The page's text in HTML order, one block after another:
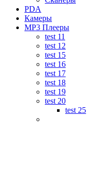
PDA
Камеры
MP3 Плееры
test 11
test 12
test 15
test 16
test 17
test 18
test 19
test 20
test 25